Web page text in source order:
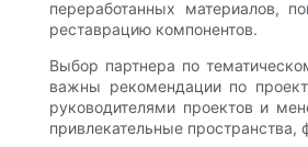
переработанных материалов,
реставрацию компонентов.
Выбор партнера по
важны рекомендации по
руководителями проектов и
привлекательные